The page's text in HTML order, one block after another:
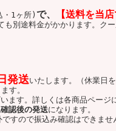
・1ヶ所) で、 【送料を当
別途料金がかかります。ク
発送いたします。（休業日
す。
ます。詳しくは各商品ページ
認後の発送になります。
すので振込み確認はできませ